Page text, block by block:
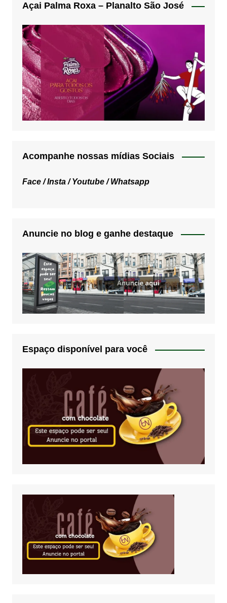
Açai Palma Roxa – Planalto São José
Acompanhe nossas mídias Sociais
Face /Insta /Youtube /Whatsapp
Anuncie no blog e ganhe destaque
Espaço disponível para você